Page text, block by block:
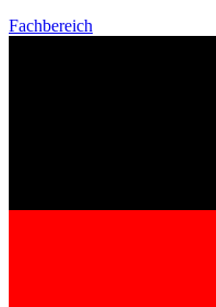
Fachbereich